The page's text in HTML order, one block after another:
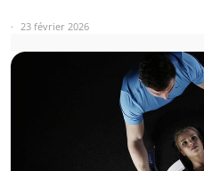
23 février 2026